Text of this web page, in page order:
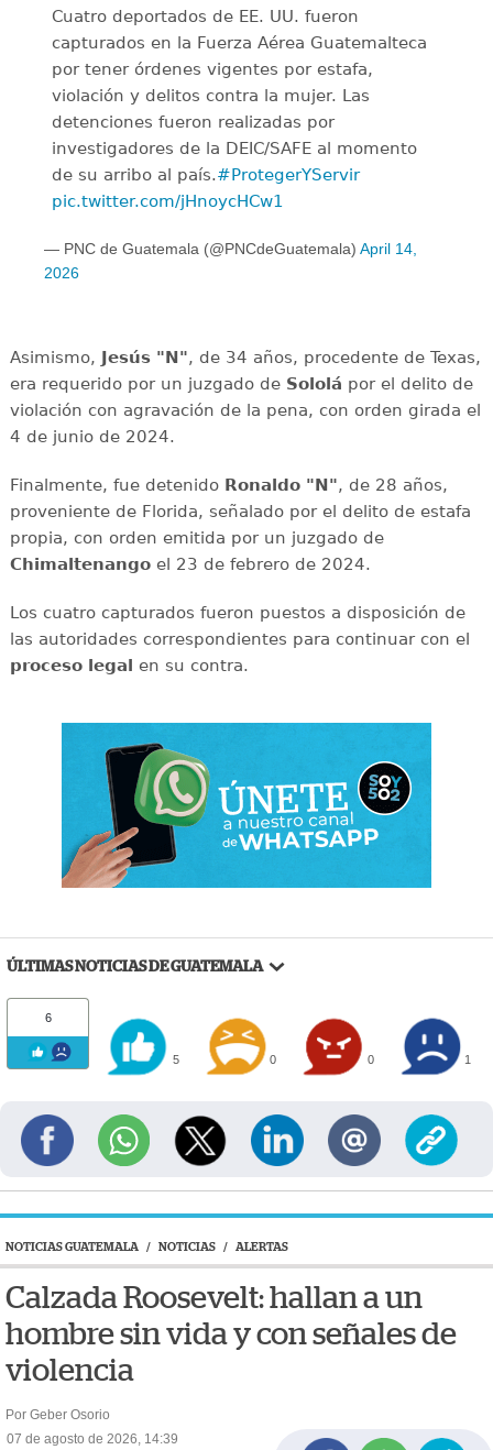
Cuatro deportados de EE. UU. fueron
capturados en la Fuerza Aérea Guatemalteca
por tener órdenes vigentes por estafa,
violación y delitos contra la mujer. Las
detenciones fueron realizadas por
investigadores de la DEIC/SAFE al momento
de su arribo al país.#ProtegerYServir
pic.twitter.com/jHnoycHCw1
— PNC de Guatemala (@PNCdeGuatemala) April 14,
2026
Asimismo, Jesús "N", de 34 años, procedente de Texas,
era requerido por un juzgado de Sololá por el delito de
violación con agravación de la pena, con orden girada el
4 de junio de 2024.
Finalmente, fue detenido Ronaldo "N", de 28 años,
proveniente de Florida, señalado por el delito de estafa
propia, con orden emitida por un juzgado de
Chimaltenangoel 23 de febrero de 2024.
Los cuatro capturados fueron puestos a disposición de
las autoridades correspondientes para continuar con el
proceso legal en su contra.
ÚLTIMAS NOTICIAS DE GUATEMALA
6
5 0 0 1
NOTICIAS GUATEMALA / NOTICIAS / ALERTAS
Calzada Roosevelt: hallan a un
hombre sin vida y con señales de
violencia
Por Geber Osorio
07 de agosto de 2026, 14:39